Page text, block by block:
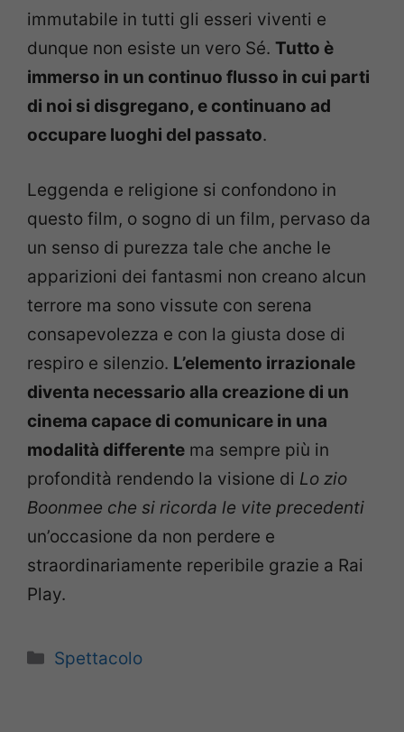
immutabile in tutti gli esseri viventi e
dunque non esiste un vero Sé. Tutto è
immerso in un continuo flusso in cui parti
di noi si disgregano, e continuano ad
occupare luoghi del passato.
Leggenda e religione si confondono in
questo film, o sogno di un film, pervaso da
un senso di purezza tale che anche le
apparizioni dei fantasmi non creano alcun
terrore ma sono vissute con serena
consapevolezza e con la giusta dose di
respiro e silenzio. L’elemento irrazionale
diventa necessario alla creazione di un
cinema capace di comunicare in una
modalità differente ma sempre più in
profondità rendendo la visione di Lo zio
Boonmee che si ricorda le vite precedenti
un’occasione da non perdere e
straordinariamente reperibile grazie a Rai
Play.
Categorie
Spettacolo